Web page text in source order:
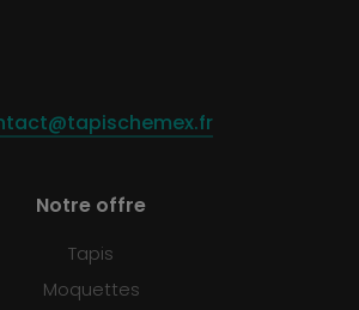
Notre offre
Tapis
Moquettes